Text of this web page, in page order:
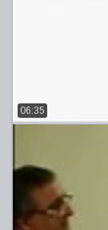
06:35